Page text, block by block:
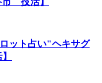
ット占い"ヘキサグ